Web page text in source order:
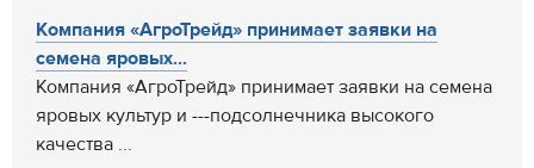
Компания «АгроТрейд» принимает заявки на
семена яровых...
Компания «АгроТрейд» принимает заявки на семена
яровых культур и ---подсолнечника высокого
качества ...